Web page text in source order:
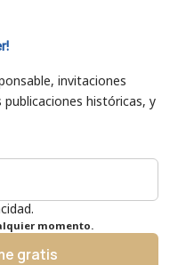
invitaciones
históricas, y
momento.
gratis